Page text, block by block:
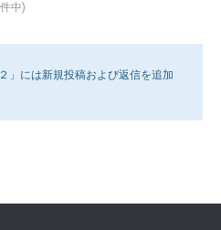
中)
」には新規投稿および返信を追加